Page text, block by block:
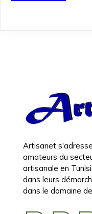
Artisanet
amateurs du
artisanale en
dans leurs
dans le domaine